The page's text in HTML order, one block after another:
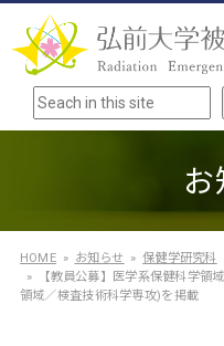
検索
お
HOME お知らせ
保健学研究科
【教員公募】医学系保健科学領
領域／検査技術科学専攻)を掲載